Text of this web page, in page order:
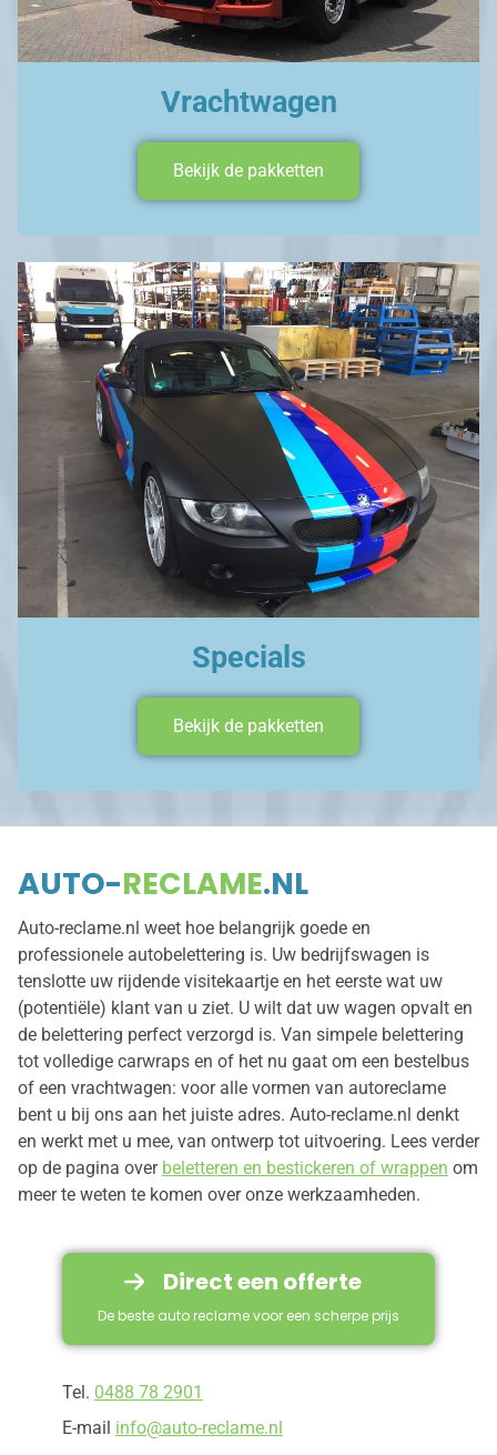
Vrachtwagen
Bekijk de pakketten
Specials
Bekijk de pakketten
AUTO-RECLAME.NL
Auto-reclame.nl weet hoe belangrijk goede en
professionele autobelettering is. Uw bedrijfswagen is
tenslotte uw rijdende visitekaartje en het eerste wat uw
(potentiële) klant van u ziet. U wilt dat uw wagen opvalt en
de belettering perfect verzorgd is. Van simpele belettering
tot volledige carwraps en of het nu gaat om een bestelbus
of een vrachtwagen: voor alle vormen van autoreclame
bent u bij ons aan het juiste adres. Auto-reclame.nl denkt
en werkt met u mee, van ontwerp tot uitvoering. Lees verder
op de pagina over beletteren en bestickeren of wrappen om
meer te weten te komen over onze werkzaamheden.
Direct een offerte
De beste auto reclame voor een scherpe prijs
Tel. 0488 78 2901
E-mail info@auto-reclame.nl